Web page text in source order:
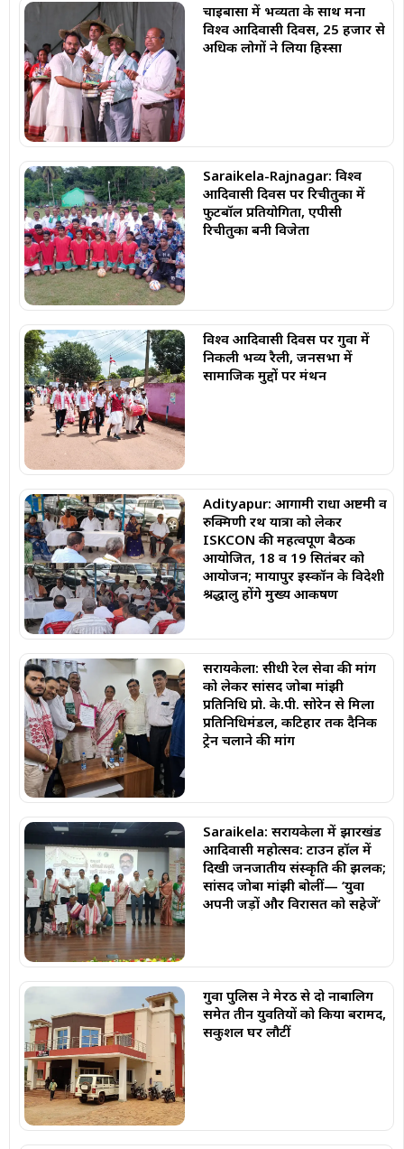
चाईबासा में भव्यता के साथ मना
विश्व आदिवासी दिवस, 25 हजार से
अधिक लोगों ने लिया हिस्सा
Saraikela-Rajnagar: विश्व
आदिवासी दिवस पर रिचीतुका में
फुटबॉल प्रतियोगिता, एपीसी
रिचीतुका बनी विजेता
विश्व आदिवासी दिवस पर गुवा में
निकली भव्य रैली, जनसभा में
सामाजिक मुद्दों पर मंथन
Adityapur: आगामी राधा अष्टमी व
रुक्मिणी रथ यात्रा को लेकर
ISKCON की महत्वपूर्ण बैठक
आयोजित, 18 व 19 सितंबर को
आयोजन; मायापुर इस्कॉन के विदेशी
श्रद्धालु होंगे मुख्य आकर्षण
सरायकेला: सीधी रेल सेवा की मांग
को लेकर सांसद जोबा मांझी
प्रतिनिधि प्रो. के.पी. सोरेन से मिला
प्रतिनिधिमंडल, कटिहार तक दैनिक
ट्रेन चलाने की मांग
Saraikela: सरायकेला में झारखंड
आदिवासी महोत्सव: टाउन हॉल में
दिखी जनजातीय संस्कृति की झलक;
सांसद जोबा मांझी बोलीं— ‘युवा
अपनी जड़ों और विरासत को सहेजें’
गुवा पुलिस ने मेरठ से दो नाबालिग
समेत तीन युवतियों को किया बरामद,
सकुशल घर लौटीं